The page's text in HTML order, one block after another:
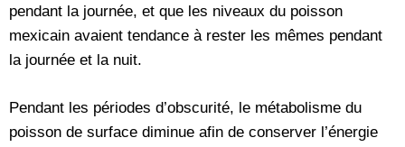
pendant la journée, et que les niveaux du poisson
mexicain avaient tendance à rester les mêmes pendant
la journée et la nuit.
Pendant les périodes d’obscurité, le métabolisme du
poisson de surface diminue afin de conserver l’énergie